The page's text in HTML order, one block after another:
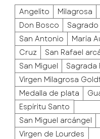
Angelito Milagrosa
Don Bosco
San Antonio
María
Cruz
San Rafael
San Miguel
Sagrada
Virgen Milagrosa
Medalla de plata
Espíritu Santo
San Miguel arcángel
Virgen de Lourdes